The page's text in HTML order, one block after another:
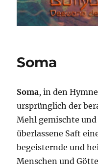
Soma
Soma, in den
ursprünglich der
Mehl gemischte
überlassene Saft
begeisternde und
Menschen und